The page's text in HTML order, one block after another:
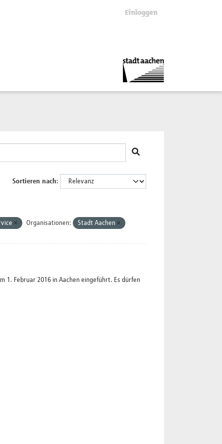
Einloggen
Sortieren nach
Organisationen: Stadt Aachen
1. Februar 2016 in Aachen eingeführt. Es dürfen